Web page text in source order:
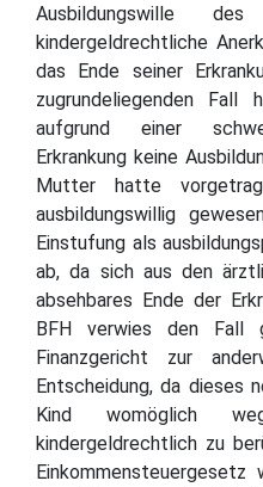
Ausbildungswille
kindergeldrechtliche
das Ende seiner
zugrundeliegenden Fall
aufgrund einer
Erkrankung keine
Mutter hatte
ausbildungswillig
Einstufung als
ab, da sich aus den
absehbares Ende der
BFH verwies den Fall
Finanzgericht zur
Entscheidung, da dieses
Kind womöglich
kindergeldrechtlich zu